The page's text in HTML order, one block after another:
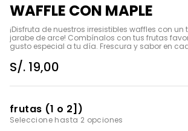
WAFFLE CON MAPLE
¡Disfruta de nuestros irresistibles waffles con
jarabe de arce! Combínalos con tus frutas
gusto especial a tu día. Frescura y sabor en
S/. 19,00
frutas (1 o 2])
Seleccione hasta 2 opciones